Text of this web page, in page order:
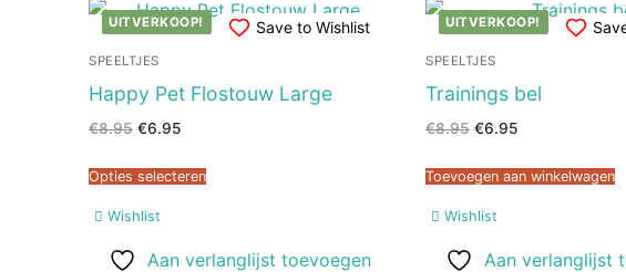
UITVERKOOP! Save to Wishlist
SPEELTJES
Happy Pet Flostouw Large
€8.95 Oorspronkelijke
€8.95.
€6.95
€6.95.
Opties selecteren
Wishlist
Aan verlanglijst toevoegen
UITVERKOOP!
SPEELTJES
Trainings bel
€8.95 Oorspronkelijke
€8.95.
€6.95
€6.95.
Toevoegen aan winkelwagen
Wishlist
Aan verlanglijst